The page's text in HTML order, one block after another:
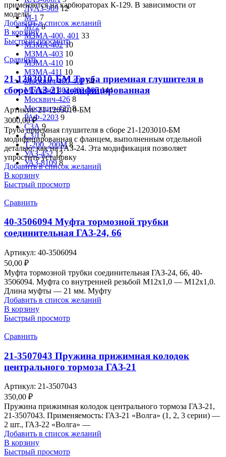
ЛуАЗ-969 12
М-1 7
М72 8
МЗМА-400, 401 33
МЗМА-402 10
МЗМА-403 10
МЗМА-410 10
МЗМА-411 10
Москвич 400-401 64
Москвич 402-403-407 144
Москвич-426 8
Москвич-427 8
РАФ-2203 9
С3А 9
С3Д 9
Т-200, 200М 8
УАЗ-452 12
УАЗ-8109 8
применяется на карбюраторах К-129. В зависимости от
модели
Добавить в список желаний
В корзину
Быстрый просмотр
Сравнить
21-1203010-БМ Труба приемная глушителя в
сборе ГАЗ-21 модифицированная
Артикул:21-1203010-БМ
3000,00₽
Труба приемная глушителя в сборе 21-1203010-БМ
модифицированная с фланцем, выполненным отдельной
деталью, как на ГАЗ-24. Эта модификация позволяет
упростить установку
Добавить в список желаний
В корзину
Быстрый просмотр
Сравнить
40-3506094 Муфта тормозной трубки
соединительная ГАЗ-24, 66
Артикул: 40-3506094
50,00 ₽
Муфта тормозной трубки соединительная ГАЗ-24, 66, 40-
3506094. Муфта со внутренней резьбой М12х1,0 — М12х1,0.
Длина муфты — 21 мм. Муфту
Добавить в список желаний
В корзину
Быстрый просмотр
Сравнить
21-3507043 Пружина прижимная колодок
центрального тормоза ГАЗ-21
Артикул: 21-3507043
350,00 ₽
Пружина прижимная колодок центрального тормоза ГАЗ-21,
21-3507043. Применяемость: ГАЗ-21 «Волга» (1, 2, 3 серии) —
2 шт., ГАЗ-22 «Волга» —
Добавить в список желаний
В корзину
Быстрый просмотр